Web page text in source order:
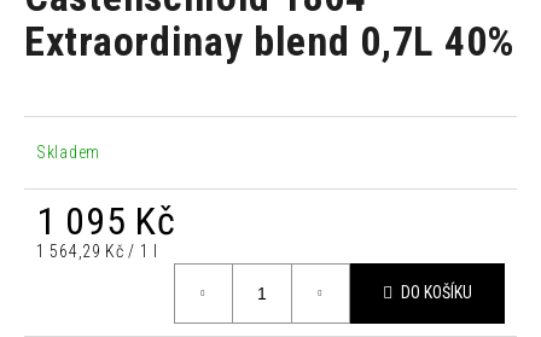
0,0
Extraordinay blend 0,7L 40%
Skladem
1 095 Kč
Měrná
1 564,29 Kč / 1 l
DO KOŠÍKU
a
j
t
?